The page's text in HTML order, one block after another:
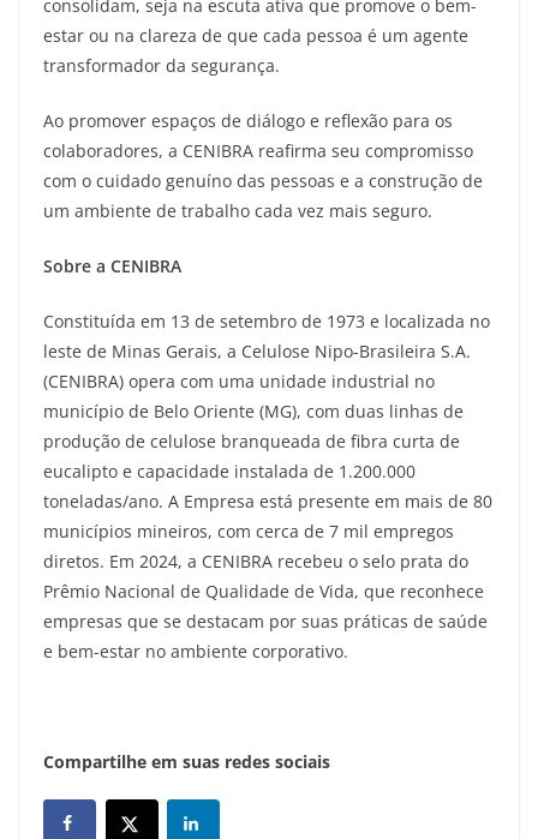
consolidam, seja na escuta ativa que promove o bem-
estar ou na clareza de que cada pessoa é um agente
transformador da segurança.
Ao promover espaços de diálogo e reflexão para os
colaboradores, a CENIBRA reafirma seu compromisso
com o cuidado genuíno das pessoas e a construção de
um ambiente de trabalho cada vez mais seguro.
Sobre a CENIBRA
Constituída em 13 de setembro de 1973 e localizada no
leste de Minas Gerais, a Celulose Nipo-Brasileira S.A.
(CENIBRA) opera com uma unidade industrial no
município de Belo Oriente (MG), com duas linhas de
produção de celulose branqueada de fibra curta de
eucalipto e capacidade instalada de 1.200.000
toneladas/ano. A Empresa está presente em mais de 80
municípios mineiros, com cerca de 7 mil empregos
diretos. Em 2024, a CENIBRA recebeu o selo prata do
Prêmio Nacional de Qualidade de Vida, que reconhece
empresas que se destacam por suas práticas de saúde
e bem-estar no ambiente corporativo.
Compartilhe em suas redes sociais